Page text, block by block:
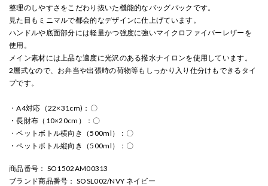
整理のしやすさをこだわり抜いた機能的なバッグパックです。
見た目もミニマルで都会的なデザインに仕上げています。
ハンドルや底面部分には軽量かつ強度に強いマイクロファイバーレザーを
使用。
メイン素材には上品な適度に光沢のある撥水ナイロンを使用しています。
2層式なので、お弁当や出張時の荷物等もしっかり入り仕分けもできるタイ
プです。
・A4対応（22×31cm)：〇
・長財布（10×20cm）：〇
・ペットボトル横向き（500ml）：〇
・ペットボトル縦向き（500ml）：〇
商品番号 ： SO1502AM00313
ブランド商品番号 ： SOSL002/NVY ネイビー